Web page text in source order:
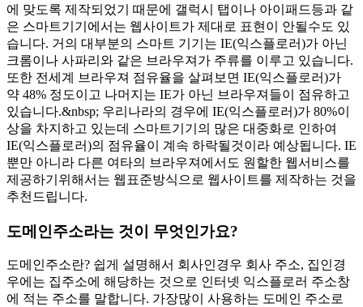
에 맞도록 제작되었기 때문에 갤럭시 탭이나 아이패드등과 같
은 스마트기기에서는 웹사이트가 제대로 표현이 안될수도 있
습니다. 거의 대부분의 스마트 기기는 IE(익스플로러)가 아닌
크롬이나 사파리와 같은 브라우져가 주류를 이루고 있습니다.
또한 전세계 브라우져 점유율을 살펴보면 IE(익스플로러)가
약 48% 정도이고 나머지는 IE가 아닌 브라우져들이 점유하고
있습니다.&nbsp; 우리나라의 경우에 IE(익스플로러)가 80%이
상을 차지하고 있는데 스마트기기의 많은 대중화로 인하여
IE(익스플로러)의 점유율이 계속 하락될것이라 예상됩니다. IE
뿐만 아니라 다른 여타의 브라우져에서도 원할한 웹서비스를
제공하기위해서는 웹표준방식으로 웹사이트를 제작하는 것을
추천드립니다.
도메인주소라는 것이 무엇인가요?
도메인주소란? 쉽게 설명해서 회사인경우 회사 주소, 집인경
우에는 집주소에 해당하는 것으로 인터넷 익스플로러 주소창
에 적는 주소를 말합니다. 가장많이 사용하는 도메인 주소로